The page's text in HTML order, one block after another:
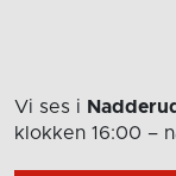
Vi ses i
klokken 16:00 –